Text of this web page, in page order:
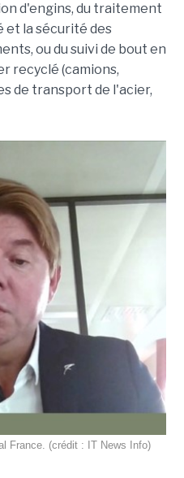
d'engins, du traitement
et la sécurité des
ou du suivi de bout en
recyclé (camions,
de transport de l'acier,
France. (crédit : IT News Info)